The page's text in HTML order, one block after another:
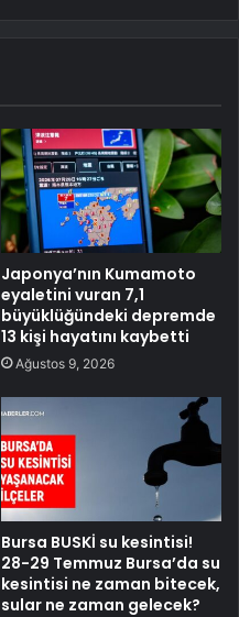
Japonya’nın Kumamoto
eyaletini vuran 7,1
büyüklüğündeki depremde
13 kişi hayatını kaybetti
Ağustos 9, 2026
Bursa BUSKİ su kesintisi!
28-29 Temmuz Bursa’da su
kesintisi ne zaman bitecek,
sular ne zaman gelecek?